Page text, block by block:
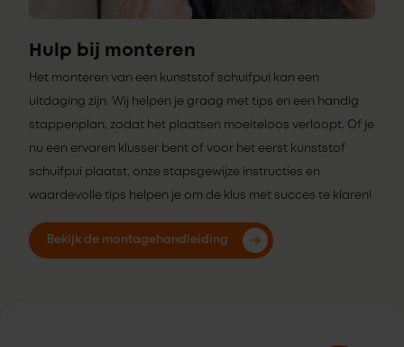
Hulp bij monteren
Het monteren van een kunststof schuifpui kan een
uitdaging zijn. Wij helpen je graag met tips en een handig
stappenplan, zodat het plaatsen moeiteloos verloopt. Of je
nu een ervaren klusser bent of voor het eerst kunststof
schuifpui plaatst, onze stapsgewijze instructies en
waardevolle tips helpen je om de klus met succes te klaren!
Bekijk de montagehandleiding